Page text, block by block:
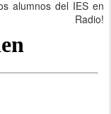
alumnos del IES en